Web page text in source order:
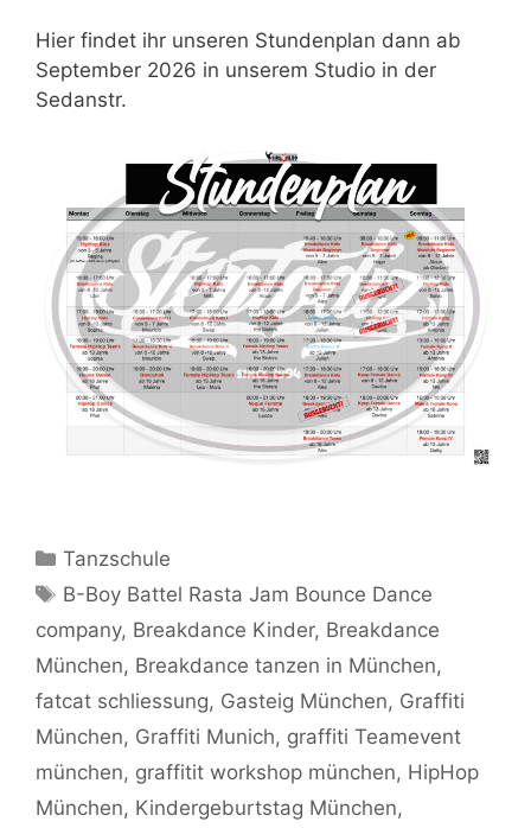
Hier findet ihr unseren Stundenplan dann ab
September 2026 in unserem Studio in der
Sedanstr.
Kategorien
Tanzschule
Schlagwörter
B-Boy Battel Rasta Jam Bounce Dance
company, Breakdance Kinder, Breakdance
München, Breakdance tanzen in München,
fatcat schliessung, Gasteig München, Graffiti
München, Graffiti Munich, graffiti Teamevent
münchen, graffitit workshop münchen, HipHop
München, Kindergeburtstag München,